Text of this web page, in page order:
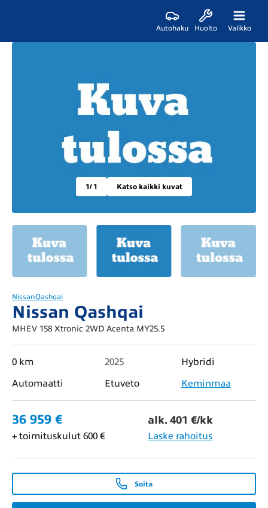
Autohaku Huolto Valikko
1/ 1 Katso kaikki kuvat
NissanQashqai
Nissan Qashqai
MHEV 158 Xtronic 2WD Acenta MY25.5
0 km 2025
Hybridi
Automaatti
Etuveto Keminmaa
36 959 € alk. 401 €/kk
+ toimituskulut 600 € Laske rahoitus
Soita